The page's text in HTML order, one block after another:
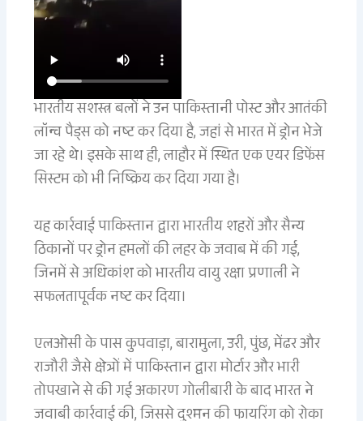
भारतीय सशस्त्र बलों ने उन पाकिस्तानी पोस्ट और आतंकी
लॉन्च पैड्स को नष्ट कर दिया है, जहां से भारत में ड्रोन भेजे
जा रहे थे। इसके साथ ही, लाहौर में स्थित एक एयर डिफेंस
सिस्टम को भी निष्क्रिय कर दिया गया है।
यह कार्रवाई पाकिस्तान द्वारा भारतीय शहरों और सैन्य
ठिकानों पर ड्रोन हमलों की लहर के जवाब में की गई,
जिनमें से अधिकांश को भारतीय वायु रक्षा प्रणाली ने
सफलतापूर्वक नष्ट कर दिया।
एलओसी के पास कुपवाड़ा, बारामुला, उरी, पुंछ, मेंढर और
राजौरी जैसे क्षेत्रों में पाकिस्तान द्वारा मोर्टार और भारी
तोपखाने से की गई अकारण गोलीबारी के बाद भारत ने
जवाबी कार्रवाई की, जिससे दुश्मन की फायरिंग को रोका